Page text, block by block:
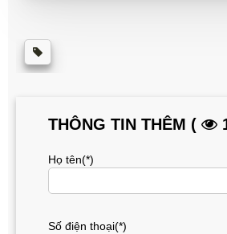
THÔNG TIN THÊM (
Họ tên(*)
Số điện thoại(*)